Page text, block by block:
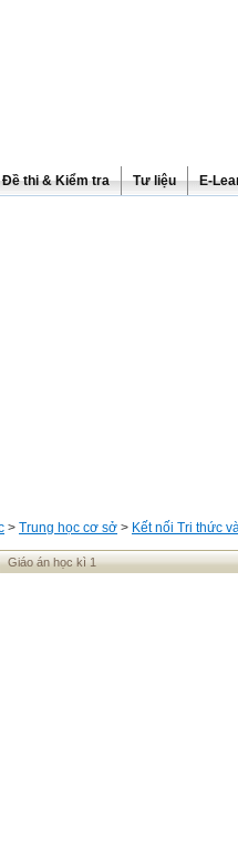
Đề thi & Kiểm tra Tư liệu E-
> Trung học cơ sở > Kết nối Tri thức
Giáo án học kì 1